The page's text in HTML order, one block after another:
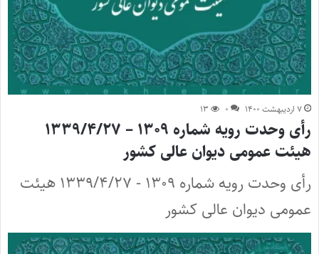
۷ اردیبهشت ۱۴۰۰ ۰ ۱۳
رأی وحدت رویه شماره ۱۳۰۹ – ۱۳۳۹/۴/۲۷
هیئت عمومی دیوان عالی کشور
رأی وحدت رویه شماره ۱۳۰۹ - ۱۳۳۹/۴/۲۷ هیئت
عمومی دیوان عالی کشور